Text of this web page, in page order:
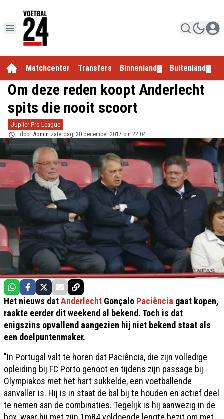
Matchcenter Transfers Binnenland Buitenland
Om deze reden koopt Anderlecht
spits die nooit scoort
Jupiler Pro League
door Admin zaterdag, 30 december 2017 om 22:04
Het nieuws datAnderlecht Gonçalo Paciência gaat kopen,
raakte eerder dit weekend al bekend. Toch is dat
enigszins opvallend aangezien hij niet bekend staat als
een doelpuntenmaker.
"In Portugal valt te horen dat Paciência, die zijn volledige
opleiding bij FC Porto genoot en tijdens zijn passage bij
Olympiakos met het hart sukkelde, een voetballende
aanvaller is. Hij is in staat de bal bij te houden en actief deel
te nemen aan de combinaties. Tegelijk is hij aanwezig in de